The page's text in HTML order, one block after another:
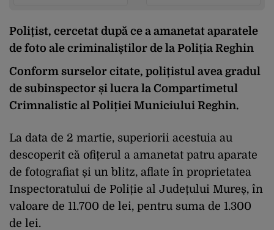
Polițist, cercetat după ce a amanetat aparatele
de foto ale criminaliștilor de la Poliția Reghin
Conform surselor citate, polițistul avea gradul
de subinspector și lucra la Compartimetul
Crimnalistic al Poliției Municiului Reghin.
La data de 2 martie, superiorii acestuia au
descoperit că ofițerul a amanetat patru aparate
de fotografiat și un blitz, aflate în proprietatea
Inspectoratului de Poliție al Județului Mureș, în
valoare de 11.700 de lei, pentru suma de 1.300
de lei.